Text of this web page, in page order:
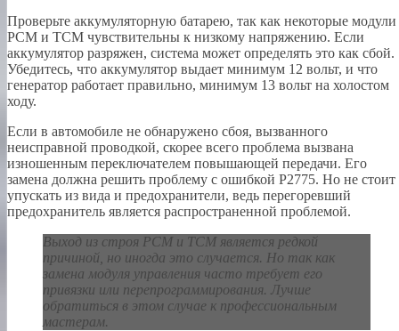
Проверьте аккумуляторную батарею, так как некоторые модули
PCM и TCM чувствительны к низкому напряжению. Если
аккумулятор разряжен, система может определять это как сбой.
Убедитесь, что аккумулятор выдает минимум 12 вольт, и что
генератор работает правильно, минимум 13 вольт на холостом
ходу.
Если в автомобиле не обнаружено сбоя, вызванного
неисправной проводкой, скорее всего проблема вызвана
изношенным переключателем повышающей передачи. Его
замена должна решить проблему с ошибкой P2775. Но не стоит
упускать из вида и предохранители, ведь перегоревший
предохранитель является распространенной проблемой.
Выход из строя PCM и TCM является редкой
причиной, но иногда это случается. Но так как
замена модуля управления часто требует его
привязки или перепрограммирования. Лучше
обратиться в этом случае к профессиональным
мастерам.